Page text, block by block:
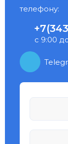
телефону:
с 9:00